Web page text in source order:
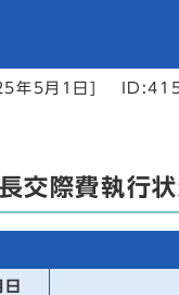
年5月1日]
交際費執行
日